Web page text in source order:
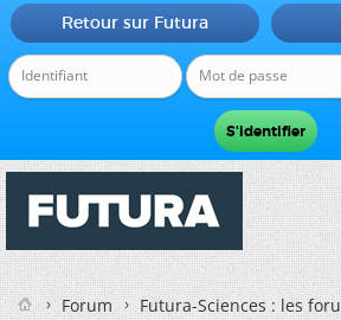
Retour sur Futura
Forum
Futura-Sciences : les